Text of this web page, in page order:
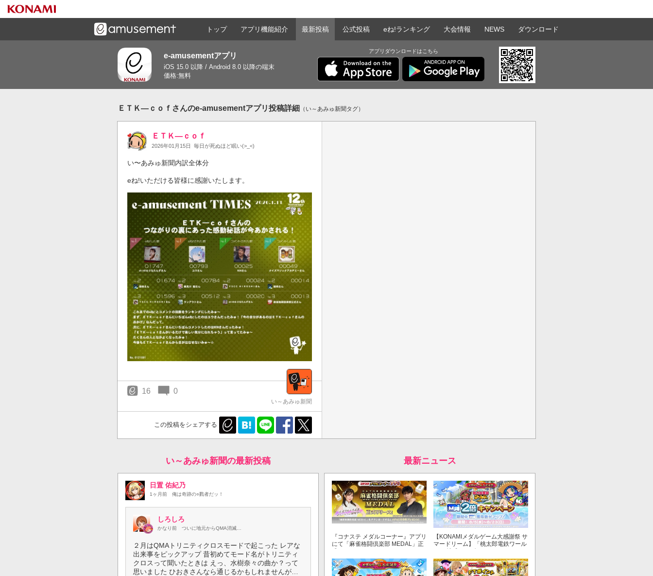
ゲームと連携したコミュニケーションアプリで
トップ アプリ機能紹介 最新投稿 公式投稿 eね!ランキング 大会情報 NEWS ダウンロード
e-amusementアプリ
iOS 15.0 以降 / Android 8.0 以降の端末
価格:無料
アプリダウンロードはこちら
ＥＴＫ―ｃｏｆさんのe-amusementアプリ投稿詳細 （い～あみゅ新聞タグ）
ＥＴＫ―ｃｏｆ
2026年01月15日 毎日が死ぬほど眠い(>_<)
い〜あみゅ新聞内訳全体分
eね!いただける皆様に感謝いたします。
16 0
い～あみゅ新聞
この投稿をシェアする
い～あみゅ新聞の最新投稿
日置 佑紀乃
1ヶ月前 俺は奇跡の○戮者だッ！
しろしろ
かなり前 ついに地元からQMA消滅…
２月はQMAトリニティクロスモードで起こった レアな
出来事をピックアップ 昔初めてモード名がトリニティ
クロスって聞いたときは えっ、水樹奈々の曲か？って
思いました ひおきさんなら通じるかもしれませんが…
最新ニュース
『コナステ メダルコーナー』アプリ
にて「麻雀格闘倶楽部 MEDAL」正
式リリース！
【KONAMIメダルゲーム大感謝祭 サ
マードリーム】「桃太郎電鉄ワール
ド ～地球もメダルもまわってる！
～」でマイル獲得数が2倍！